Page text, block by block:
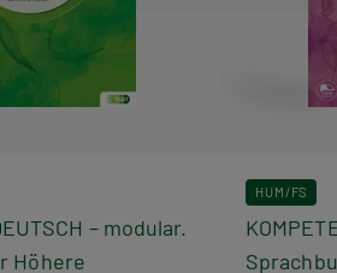
– modular.
Höhere
HUM/FS